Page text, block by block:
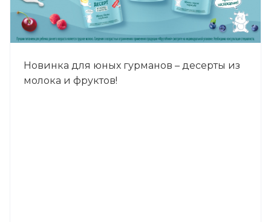
Новинка для юных гурманов – десерты из
молока и фруктов!